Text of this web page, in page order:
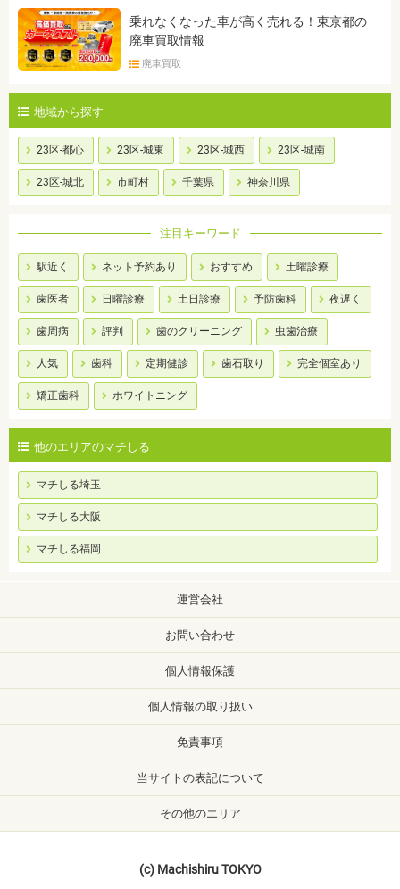
乗れなくなった車が高く売れる！東京都の
廃車買取情報
廃車買取
地域から探す
23区-都心 23区-城東 23区-城西 23区-城南
23区-城北 市町村 千葉県 神奈川県
注目キーワード
駅近く ネット予約あり おすすめ 土曜診療
歯医者 日曜診療 土日診療 予防歯科 夜遅く
歯周病 評判 歯のクリーニング 虫歯治療
人気 歯科 定期健診 歯石取り 完全個室あり
矯正歯科 ホワイトニング
他のエリアのマチしる
マチしる埼玉
マチしる大阪
マチしる福岡
運営会社
お問い合わせ
個人情報保護
個人情報の取り扱い
免責事項
当サイトの表記について
その他のエリア
(c) Machishiru TOKYO